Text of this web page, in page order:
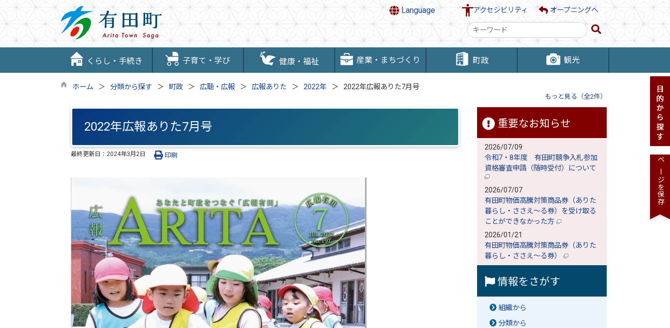
Language アクセシビリティ オープニングへ
検
索
キ
ー
くらし・手続き 子育て・学び 健康・福祉 産業・まちづくり 町政 観光
ホーム 分類から探す 町政 広聴・広報 広報ありた 2022年 2022年広報ありた7月号
もっと見る（全2件）
2022年広報ありた7月号
最終更新日： 2024年3月2日 印刷
重要なお知らせ
2026/07/09
令和7・8年度 有田町競争入札参加
資格審査申請（随時受付）について
2026/07/07
有田町物価高騰対策商品券（ありた
暮らし・ささえ～る券）を受け取る
ことができなかった方
2026/01/21
有田町物価高騰対策商品券（ありた
暮らし・ささえ～る券）
情報をさがす
組織から
分類から
ページを保存